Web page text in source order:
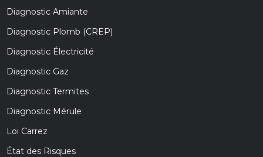
Diagnostic Amiante
Diagnostic Plomb (CREP)
Diagnostic Électricité
Diagnostic Gaz
Diagnostic Termites
Diagnostic Mérule
Loi Carrez
État des Risques